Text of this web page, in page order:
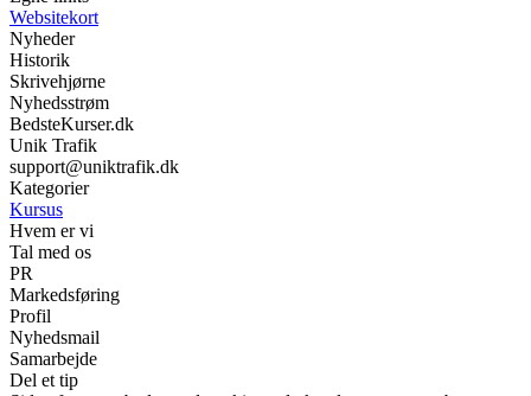
Websitekort
Nyheder
Historik
Skrivehjørne
Nyhedsstrøm
BedsteKurser.dk
Unik Trafik
support@uniktrafik.dk
Kategorier
Kursus
Hvem er vi
Tal med os
PR
Markedsføring
Profil
Nyhedsmail
Samarbejde
Del et tip